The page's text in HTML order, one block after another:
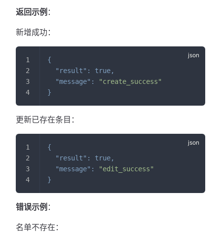
返回示例 ：
新增成功：
{
"result" : true,
"message" :
"create_success"
}
更新已存在条目：
{
"result" : true,
"message" :
"edit_success"
}
错误示例 ：
名单不存在：